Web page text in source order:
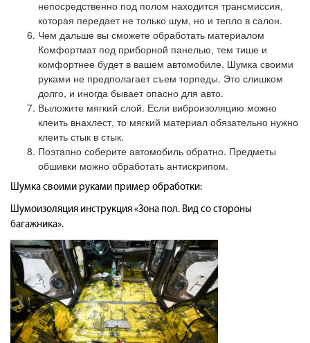
непосредственно под полом находится трансмиссия,
которая передает не только шум, но и тепло в салон.
Чем дальше вы сможете обработать материалом
Комфортмат под приборной панелью, тем тише и
комфортнее будет в вашем автомобиле. Шумка своими
руками не предполагает съем торпеды. Это слишком
долго, и иногда бывает опасно для авто.
Выложите мягкий слой. Если виброизоляцию можно
клеить внахлест, то мягкий материал обязательно нужно
клеить стык в стык.
Поэтапно соберите автомобиль обратно. Предметы
обшивки можно обработать антискрипом.
Шумка своими руками пример обработки:
Шумоизоляция инструкция «Зона пол. Вид со стороны
багажника».